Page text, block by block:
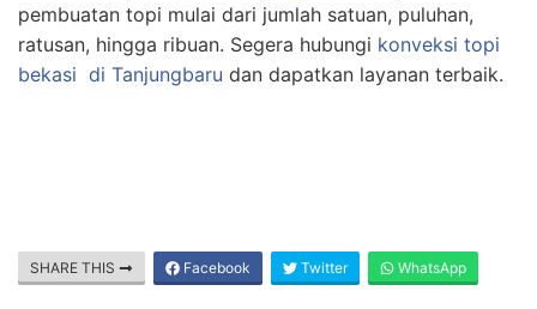
pembuatan topi mulai dari jumlah satuan, puluhan,
ratusan, hingga ribuan. Segera hubungi konveksi topi
bekasi di Tanjungbaru dan dapatkan layanan terbaik.
SHARE THIS Facebook Twitter WhatsApp